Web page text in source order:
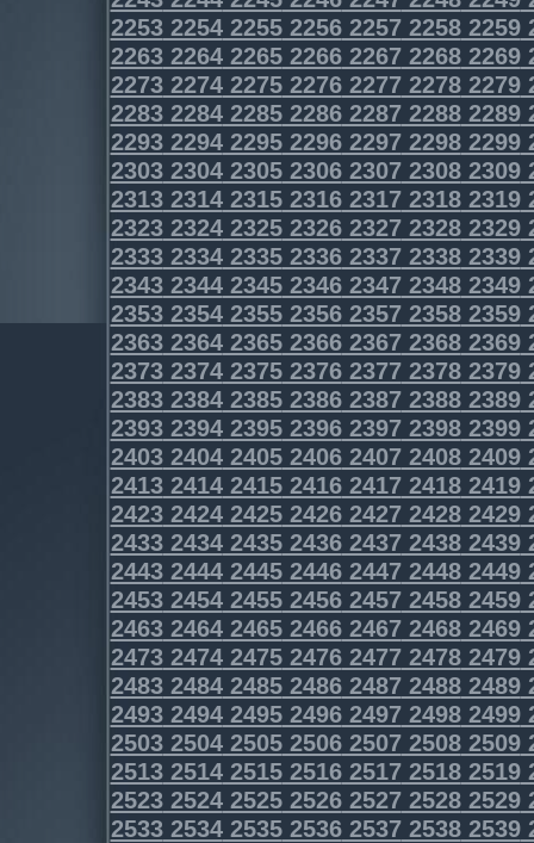
2253225422552256225722582259
2263226422652266226722682269
2273227422752276227722782279
2283228422852286228722882289
2293229422952296229722982299
2303230423052306230723082309
2313231423152316231723182319
2323232423252326232723282329
2333233423352336233723382339
2343234423452346234723482349
2353235423552356235723582359
2363236423652366236723682369
2373237423752376237723782379
2383238423852386238723882389
2393239423952396239723982399
2403240424052406240724082409
2413241424152416241724182419
2423242424252426242724282429
2433243424352436243724382439
2443244424452446244724482449
2453245424552456245724582459
2463246424652466246724682469
2473247424752476247724782479
2483248424852486248724882489
2493249424952496249724982499
2503250425052506250725082509
2513251425152516251725182519
2523252425252526252725282529
2533253425352536253725382539